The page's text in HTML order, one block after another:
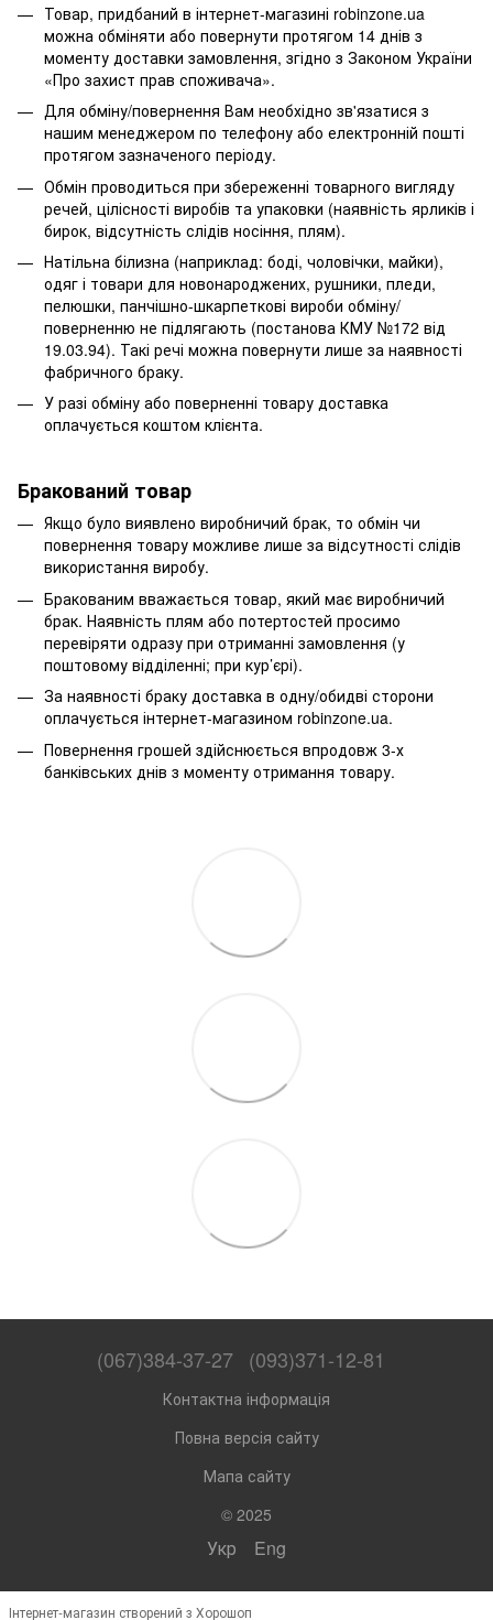
Товар, придбаний в інтернет-магазині robinzone.ua
можна обміняти або повернути протягом 14 днів з
моменту доставки замовлення, згідно з Законом України
«Про захист прав споживача».
Для обміну/повернення Вам необхідно зв'язатися з
нашим менеджером по телефону або електронній пошті
протягом зазначеного періоду.
Обмін проводиться при збереженні товарного вигляду
речей, цілісності виробів та упаковки (наявність ярликів і
бирок, відсутність слідів носіння, плям).
Натільна білизна (наприклад: боді, чоловічки, майки),
одяг і товари для новонароджених, рушники, пледи,
пелюшки, панчішно-шкарпеткові вироби обміну/
поверненню не підлягають (постанова КМУ №172 від
19.03.94). Такі речі можна повернути лише за наявності
фабричного браку.
У разі обміну або поверненні товару доставка
оплачується коштом клієнта.
Бракований товар
Якщо було виявлено виробничий брак, то обмін чи
повернення товару можливе лише за відсутності слідів
використання виробу.
Бракованим вважається товар, який має виробничий
брак. Наявність плям або потертостей просимо
перевіряти одразу при отриманні замовлення (у
поштовому відділенні; при кур’єрі).
За наявності браку доставка в одну/обидві сторони
оплачується інтернет-магазином robinzone.ua.
Повернення грошей здійснюється впродовж 3-х
банківських днів з моменту отримання товару.
(067)384-37-27 (093)371-12-81
Контактна інформація
Повна версія сайту
Мапа сайту
© 2025
Укр Eng
Інтернет-магазин створений з Хорошоп